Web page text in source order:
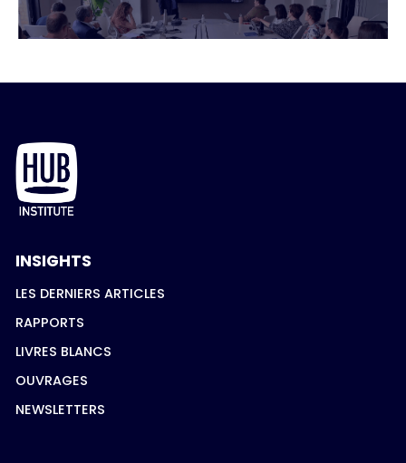
INSIGHTS
LES DERNIERS ARTICLES
RAPPORTS
LIVRES BLANCS
OUVRAGES
NEWSLETTERS